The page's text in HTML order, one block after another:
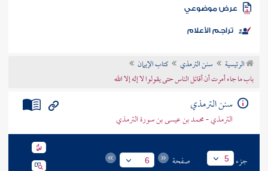
الكتب
موضوعي
تراجم الأعلام
الرئيسية سنن الترمذي
كتاب الإيمان
باب ما جاء أمرت أن أقاتل الناس حتى يقولوا لا إله إلا الله
سنن الترمذي
الترمذي - محمد بن عيسى بن سورة الترمذي
جزء 5 صفحة 6